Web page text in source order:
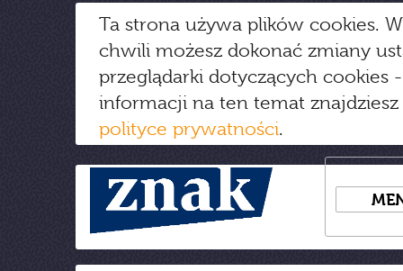
Ta strona używa plików cookies.
chwili możesz dokonać zmiany
przeglądarki dotyczących cookies
informacji na ten temat
polityce prywatności.